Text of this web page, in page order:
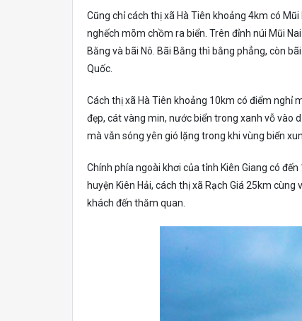
Cũng chỉ cách thị xã Hà Tiên khoảng 4km có
nghếch mõm chồm ra biển. Trên đỉnh núi Mũi
Bằng và bãi Nô. Bãi Bằng thì bằng phẳng, còn
Quốc.
Cách thị xã Hà Tiên khoảng 10km có điểm nghỉ
đẹp, cát vàng min, nước biển trong xanh vỗ vào
mà vẫn sóng yên gió lặng trong khi vùng biển
Chính phía ngoài khơi của tỉnh Kiên Giang có
huyện Kiên Hải, cách thị xã Rạch Giá 25km
khách đến thăm quan.